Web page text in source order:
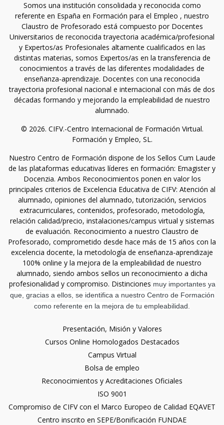
Somos una institución consolidada y reconocida como
referente en España en Formación para el Empleo , nuestro
Claustro de Profesorado está compuesto por Docentes
Universitarios de reconocida trayectoria académica/profesional
y Expertos/as Profesionales altamente cualificados en las
distintas materias, somos Expertos/as en la transferencia de
conocimientos a través de las diferentes modalidades de
enseñanza-aprendizaje. Docentes con una reconocida
trayectoria profesional nacional e internacional con más de dos
décadas formando y mejorando la empleabilidad de nuestro
alumnado.
© 2026. CIFV.-Centro Internacional de Formación Virtual.
Formación y Empleo, SL.
Nuestro Centro de Formación dispone de los Sellos Cum Laude
de las plataformas educativas líderes en formación: Emagister y
Docenzia. Ambos Reconocimientos ponen en valor los
principales criterios de Excelencia Educativa de CIFV: Atención al
alumnado, opiniones del alumnado, tutorización, servicios
extracurriculares, contenidos, profesorado, metodología,
relación calidad/precio, instalaciones/campus virtual y sistemas
de evaluación. Reconocimiento a nuestro Claustro de
Profesorado, comprometido desde hace más de 15 años con la
excelencia docente, la metodología de enseñanza-aprendizaje
100% online y la mejora de la empleabilidad de nuestro
alumnado, siendo ambos sellos un reconocimiento a dicha
profesionalidad y compromiso. Distinciones muy importantes ya
que, gracias a ellos, se identifica a nuestro Centro de Formación
como referente en la mejora de tu empleabilidad.
Presentación, Misión y Valores
Cursos Online Homologados Destacados
Campus Virtual
Bolsa de empleo
Reconocimientos y Acreditaciones Oficiales
ISO 9001
Compromiso de CIFV con el Marco Europeo de Calidad EQAVET
Centro inscrito en SEPE/Bonificación FUNDAE